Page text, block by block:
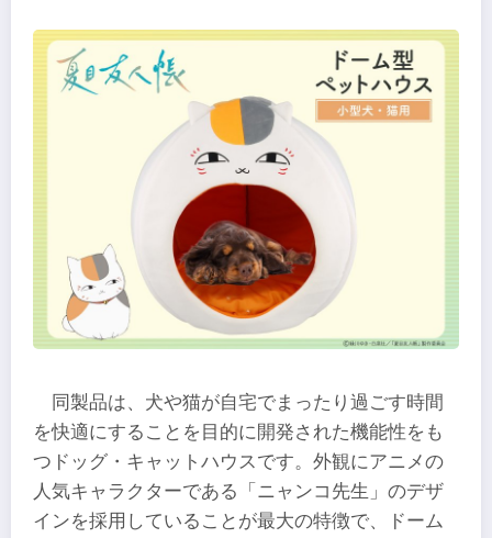
同製品は、犬や猫が自宅でまったり過ごす時間
を快適にすることを目的に開発された機能性をも
つドッグ・キャットハウスです。外観にアニメの
人気キャラクターである「ニャンコ先生」のデザ
インを採用していることが最大の特徴で、ドーム